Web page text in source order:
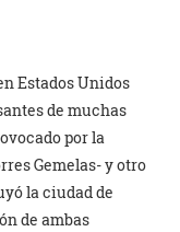
Estados Unidos
de muchas
por la
Gemelas- y otro
la ciudad de
de ambas